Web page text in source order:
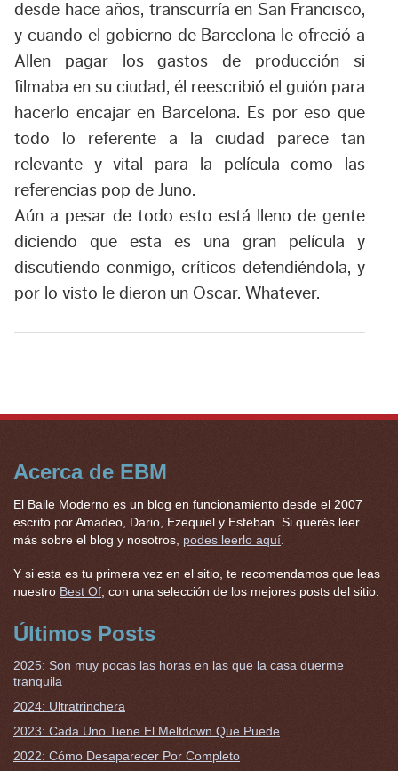
desde hace años, transcurría en San Francisco,
y cuando el gobierno de Barcelona le ofreció a
Allen pagar los gastos de producción si
filmaba en su ciudad, él reescribió el guión para
hacerlo encajar en Barcelona. Es por eso que
todo lo referente a la ciudad parece tan
relevante y vital para la película como las
referencias pop de Juno.
Aún a pesar de todo esto está lleno de gente
diciendo que esta es una gran película y
discutiendo conmigo, críticos defendiéndola, y
por lo visto le dieron un Oscar. Whatever.
Acerca de EBM
El Baile Moderno es un blog en funcionamiento desde el 2007
escrito por Amadeo, Dario, Ezequiel y Esteban. Si querés leer
más sobre el blog y nosotros, podes leerlo aquí.
Y si esta es tu primera vez en el sitio, te recomendamos que leas
nuestro Best Of, con una selección de los mejores posts del sitio.
Últimos Posts
2025: Son muy pocas las horas en las que la casa duerme
tranquila
2024: Ultratrinchera
2023: Cada Uno Tiene El Meltdown Que Puede
2022: Cómo Desaparecer Por Completo